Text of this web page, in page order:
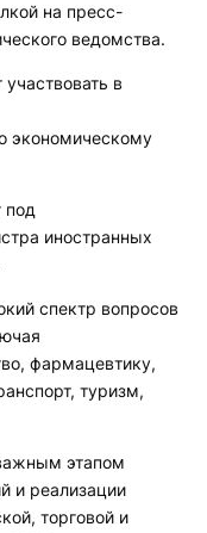
на пресс-
ведомства.
в
экономическому
под
иностранных
спектр вопросов
фармацевтику,
туризм,
этапом
и реализации
торговой и